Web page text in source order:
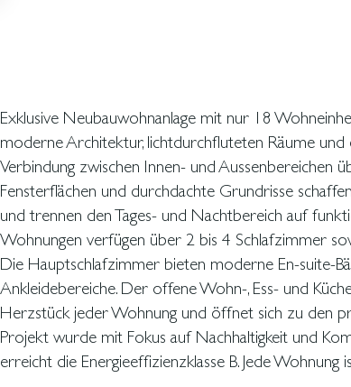
Exklusive Neubauwohnanlage mit nur 18
moderne Architektur, lichtdurchfluteten Räume und
Verbindung zwischen Innen- und Aussenbereichen
Fensterflächen und durchdachte Grundrisse
und trennen den Tages- und Nachtbereich auf
Wohnungen verfügen über 2 bis 4 Schlafzimmer
Die Hauptschlafzimmer bieten moderne En-suite-
Ankleidebereiche. Der offene Wohn-, Ess- und
Herzstück jeder Wohnung und öffnet sich zu den
Projekt wurde mit Fokus auf Nachhaltigkeit und
erreicht die Energieeffizienzklasse B. Jede Wohnung
Kühlung im Sommer bereitstellt. Den Bewohnern
Gemeinschaftsgärten, ein Sonnendeck sowie ein
Darüber hinaus umfasst die Anlage eine
Stellplatz und einem privaten Abstellraum für jede
befindet sich in attraktiver Lage in der Nähe
Dienstleistungen sowie mit hervorragender Anbindung an das